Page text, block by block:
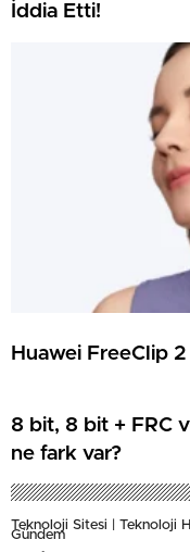
İddia Etti!
Huawei FreeClip 2
8 bit, 8 bit + FRC
ne fark var?
Teknoloji Sitesi | Teknoloji
Gündem